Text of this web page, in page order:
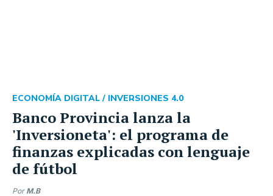
Banco Provincia lanza la
'Inversioneta': el programa de
finanzas explicadas con lenguaje
de fútbol
ECONOMÍA DIGITAL / INVERSIONES 4.0
Por M.B